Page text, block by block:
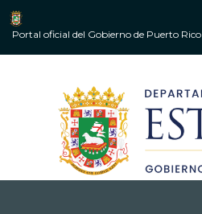
Portal oficial del Gobierno de Puerto Rico